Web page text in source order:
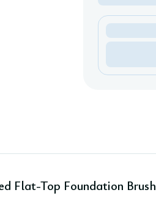
Flat-Top Foundation Brush